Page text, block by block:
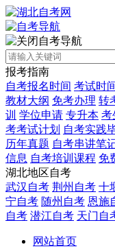
自考导航
报考指南
自考报名时间 考试时
教材大纲 免考办理 转
训 学位申请 专升本 考
考考试计划 自考实践
历年真题 自考串讲笔
信息 自考培训课程 免
湖北地区自考
武汉自考 荆州自考 十
宁自考 随州自考 恩施
自考 潜江自考 天门自
网站首页